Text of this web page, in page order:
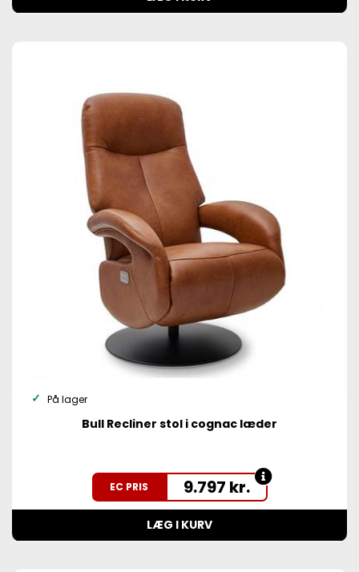
På lager
Bull Recliner stol i cognac læder
EC PRIS 9.797 kr.
LÆG I KURV